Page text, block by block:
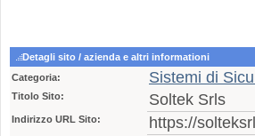
Detagli sito / azienda e altri informationi
Categoria:
Sistemi di
Titolo Sito: Soltek Srls
Indirizzo URL Sito: https://